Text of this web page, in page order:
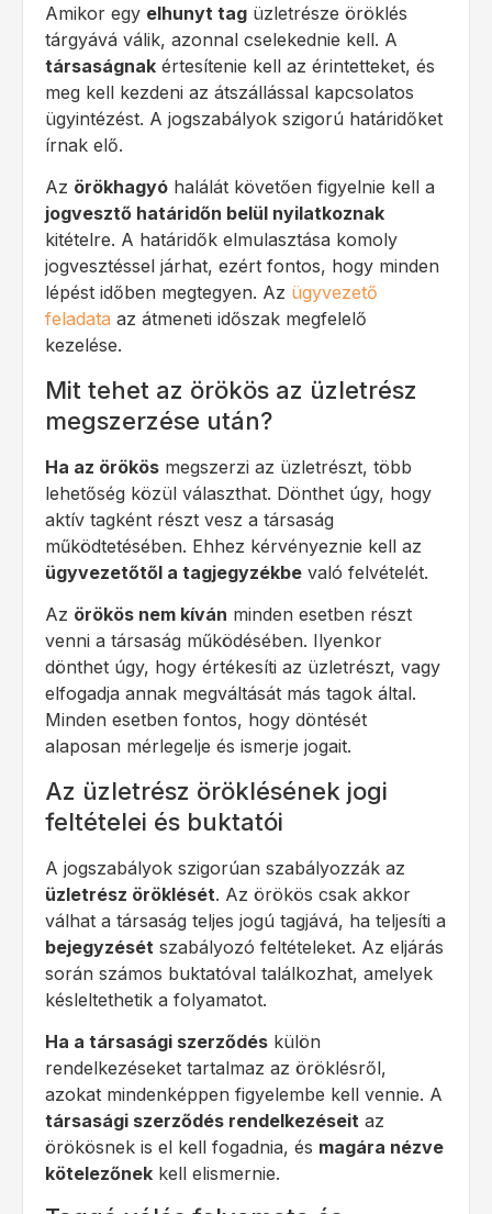
Amikor egy elhunyt tag üzletrésze öröklés
tárgyává válik, azonnal cselekednie kell. A
társaságnak értesítenie kell az érintetteket, és
meg kell kezdeni az átszállással kapcsolatos
ügyintézést. A jogszabályok szigorú határidőket
írnak elő.
Az örökhagyó halálát követően figyelnie kell a
jogvesztő határidőn belül nyilatkoznak
kitételre. A határidők elmulasztása komoly
jogvesztéssel járhat, ezért fontos, hogy minden
lépést időben megtegyen. Az ügyvezető
feladata az átmeneti időszak megfelelő
kezelése.
Mit tehet az örökös az üzletrész
megszerzése után?
Ha az örökös megszerzi az üzletrészt, több
lehetőség közül választhat. Dönthet úgy, hogy
aktív tagként részt vesz a társaság
működtetésében. Ehhez kérvényeznie kell az
ügyvezetőtől a tagjegyzékbe való felvételét.
Az örökös nem kíván minden esetben részt
venni a társaság működésében. Ilyenkor
dönthet úgy, hogy értékesíti az üzletrészt, vagy
elfogadja annak megváltását más tagok által.
Minden esetben fontos, hogy döntését
alaposan mérlegelje és ismerje jogait.
Az üzletrész öröklésének jogi
feltételei és buktatói
A jogszabályok szigorúan szabályozzák az
üzletrész öröklését. Az örökös csak akkor
válhat a társaság teljes jogú tagjává, ha teljesíti a
bejegyzését szabályozó feltételeket. Az eljárás
során számos buktatóval találkozhat, amelyek
késleltethetik a folyamatot.
Ha a társasági szerződés külön
rendelkezéseket tartalmaz az öröklésről,
azokat mindenképpen figyelembe kell vennie. A
társasági szerződés rendelkezéseit az
örökösnek is el kell fogadnia, és magára nézve
kötelezőnek kell elismernie.